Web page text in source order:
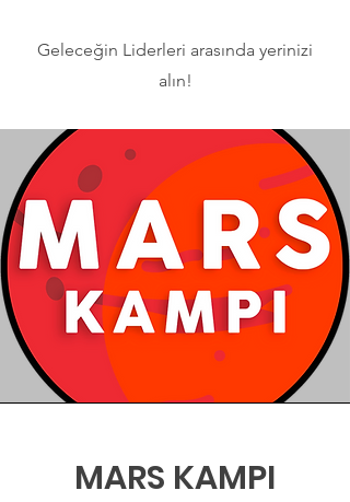
Geleceğin Liderleri arasında yerinizi
alın!
MARS KAMPI